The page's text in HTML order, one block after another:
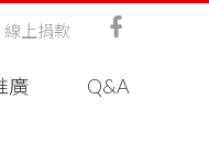
廣 Q&A
線上捐款